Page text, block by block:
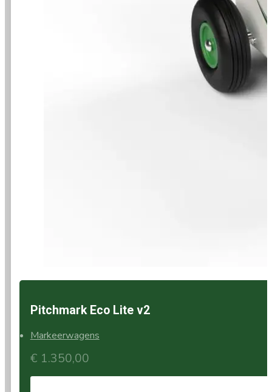
Pitchmark Eco Lite v2
Markeerwagens
€ 1.350,00